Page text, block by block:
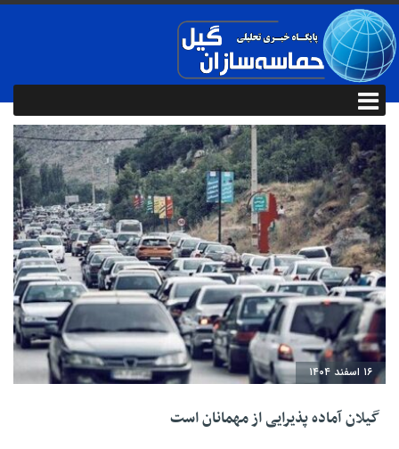
۱۶ اسفند ۱۴۰۴
گیلان آماده پذیرایی‌ از مهمانان است